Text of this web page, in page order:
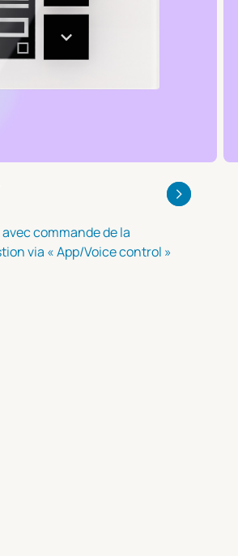
commande de la
via « App/Voice control »